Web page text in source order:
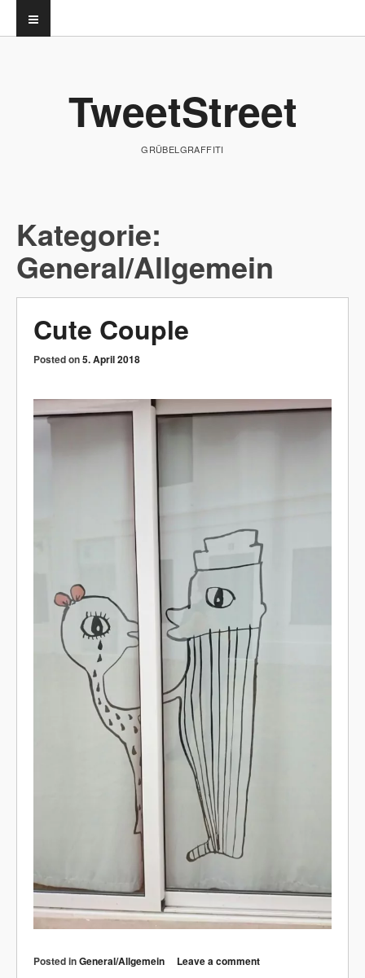
TweetStreet
GRÜBELGRAFFITI
Kategorie:
General/Allgemein
Cute Couple
Posted on5. April 2018
Posted inGeneral/Allgemein Leave a comment